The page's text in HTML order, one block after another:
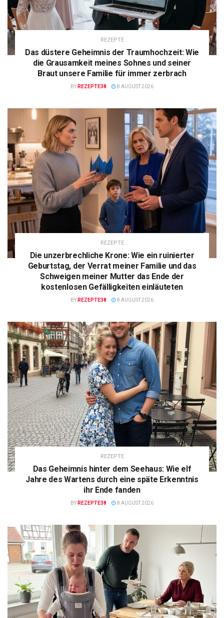
REZEPTE
Das düstere Geheimnis der Traumhochzeit: Wie
die Grausamkeit meines Sohnes und seiner
Braut unsere Familie für immer zerbrach
BY REZEPTE38 8 AUGUST 2026
REZEPTE
Die unzerbrechliche Krone: Wie ein ruinierter
Geburtstag, der Verrat meiner Familie und das
Schweigen meiner Mutter das Ende der
kostenlosen Gefälligkeiten einläuteten
BY REZEPTE38 8 AUGUST 2026
REZEPTE
Das Geheimnis hinter dem Seehaus: Wie elf
Jahre des Wartens durch eine späte Erkenntnis
ihr Ende fanden
BY REZEPTE38 8 AUGUST 2026